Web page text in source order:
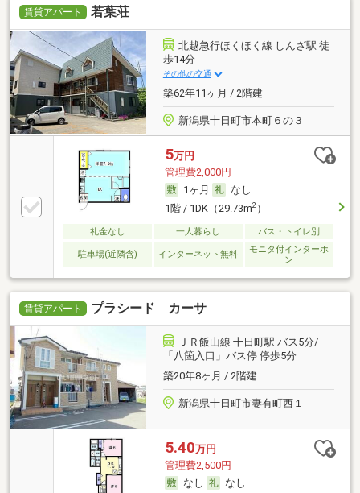
賃貸アパート 若葉荘
北越急行ほくほく線 しんざ駅 徒
歩14分
その他の交通
築62年11ヶ月 / 2階建
新潟県十日町市本町６の３
5万円
管理費2,000円
1ヶ月
なし
1階 / 1DK（29.73m2）
礼金なし 一人暮らし バス・トイレ別
駐車場(近隣含) インターネット無料
モニタ付インターホ
ン
賃貸アパート プラシード カーサ
ＪＲ飯山線 十日町駅 バス5分/
「八箇入口」バス停 停歩5分
築20年8ヶ月 / 2階建
新潟県十日町市妻有町西１
5.40万円
管理費2,500円
なし
なし